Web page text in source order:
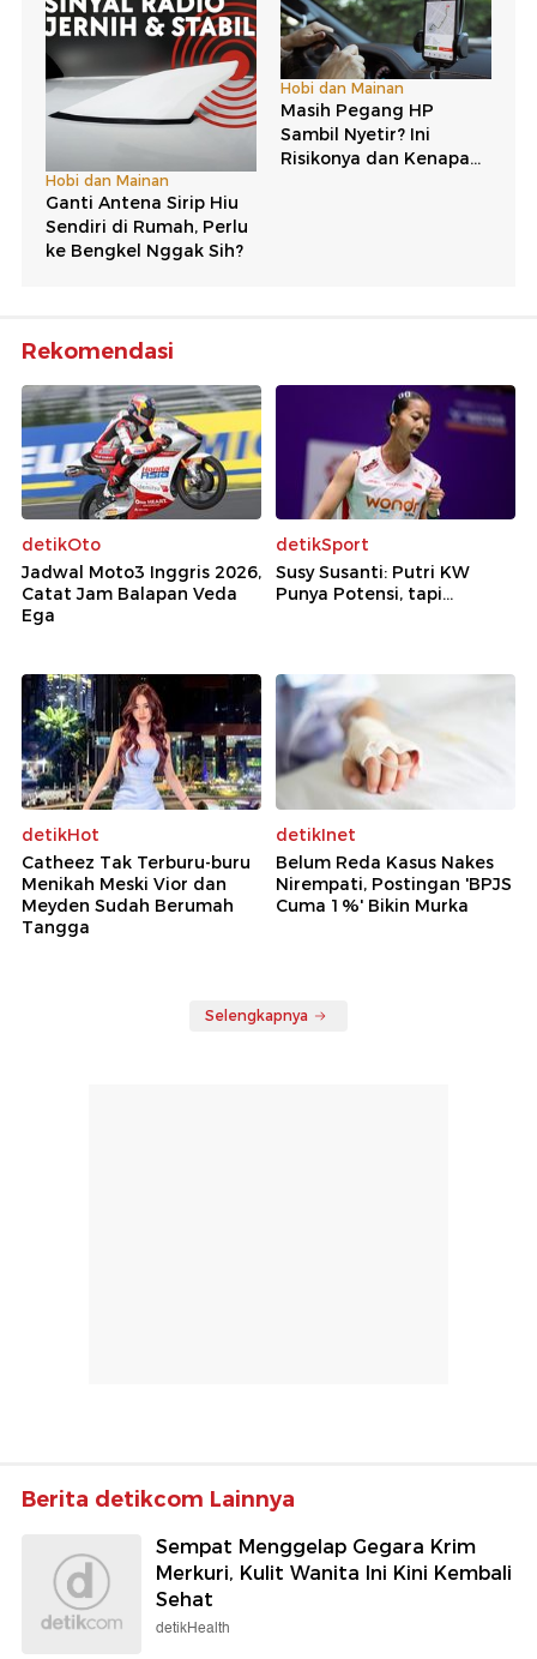
Rekomendasi
detikOto
Jadwal Moto3 Inggris 2026,
Catat Jam Balapan Veda
Ega
detikSport
Susy Susanti: Putri KW
Punya Potensi, tapi...
detikHot
Catheez Tak Terburu-buru
Menikah Meski Vior dan
Meyden Sudah Berumah
Tangga
detikInet
Belum Reda Kasus Nakes
Nirempati, Postingan 'BPJS
Cuma 1%' Bikin Murka
Selengkapnya
Berita detikcom Lainnya
Sempat Menggelap Gegara Krim
Merkuri, Kulit Wanita Ini Kini Kembali
Sehat
detikHealth